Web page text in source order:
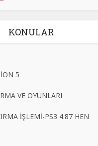
KONULAR
5
VE OYUNLARI
İŞLEMİ-PS3 4.87 HEN